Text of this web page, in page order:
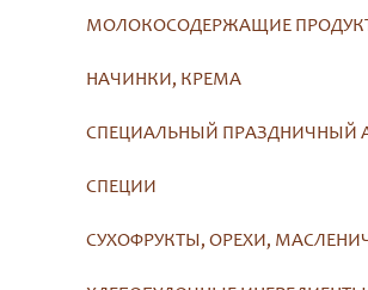
МОЛОКОСОДЕРЖАЩИЕ
НАЧИНКИ, КРЕМА
СПЕЦИАЛЬНЫЙ ПРАЗДНИЧНЫЙ
СПЕЦИИ
СУХОФРУКТЫ, ОРЕХИ,